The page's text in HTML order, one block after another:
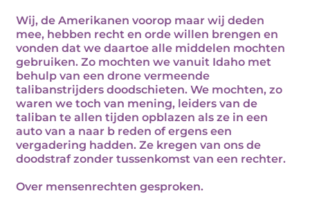
Wij, de Amerikanen voorop maar wij deden
mee, hebben recht en orde willen brengen en
vonden dat we daartoe alle middelen mochten
gebruiken. Zo mochten we vanuit Idaho met
behulp van een drone vermeende
talibanstrijders doodschieten. We mochten, zo
waren we toch van mening, leiders van de
taliban te allen tijden opblazen als ze in een
auto van a naar b reden of ergens een
vergadering hadden. Ze kregen van ons de
doodstraf zonder tussenkomst van een rechter.
Over mensenrechten gesproken.